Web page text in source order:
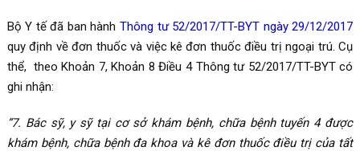
Bộ Y tế đã ban hành Thông tư 52/2017/TT-BYT ngày 29/12/2017
quy định về đơn thuốc và việc kê đơn thuốc điều trị ngoại trú. Cụ
thể, theo Khoản 7, Khoản 8 Điều 4 Thông tư 52/2017/TT-BYT có
ghi nhận:
“7. Bác sỹ, y sỹ tại cơ sở khám bệnh, chữa bệnh tuyến 4 được
khám bệnh, chữa bệnh đa khoa và kê đơn thuốc điều trị của tất